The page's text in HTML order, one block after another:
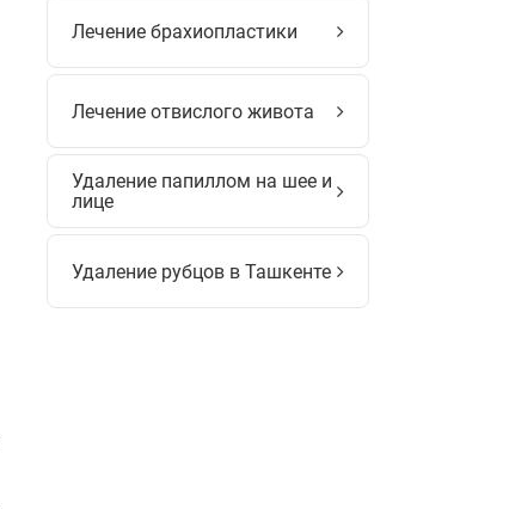
Лечение брахиопластики
Лечение отвислого живота
Удаление папиллом на шее и
лице
Удаление рубцов в Ташкенте